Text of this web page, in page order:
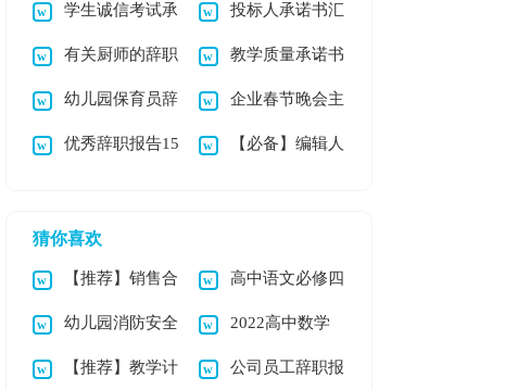
报告集合7篇
学生诚信考试承
诺书
投标人承诺书汇
总八篇
有关厨师的辞职
报告锦集九篇
教学质量承诺书
合集6篇
幼儿园保育员辞
职信
企业春节晚会主
持稿
优秀辞职报告15 【必备】编辑人
猜你喜欢
【推荐】销售合
同汇编六篇
高中语文必修四
教案(10篇)
幼儿园消防安全
工作计划
2022高中数学
教师工作总结13篇
【推荐】教学计 公司员工辞职报